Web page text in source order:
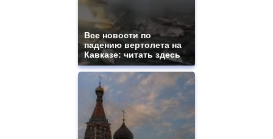
Все новости по
падению вертолета на
Кавказе: читать здесь